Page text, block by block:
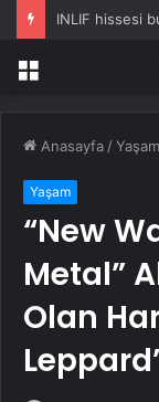
INLIF hissesi
Menü
Anasayfa /Yaşam
Yaşam
“New
Metal”
Olan